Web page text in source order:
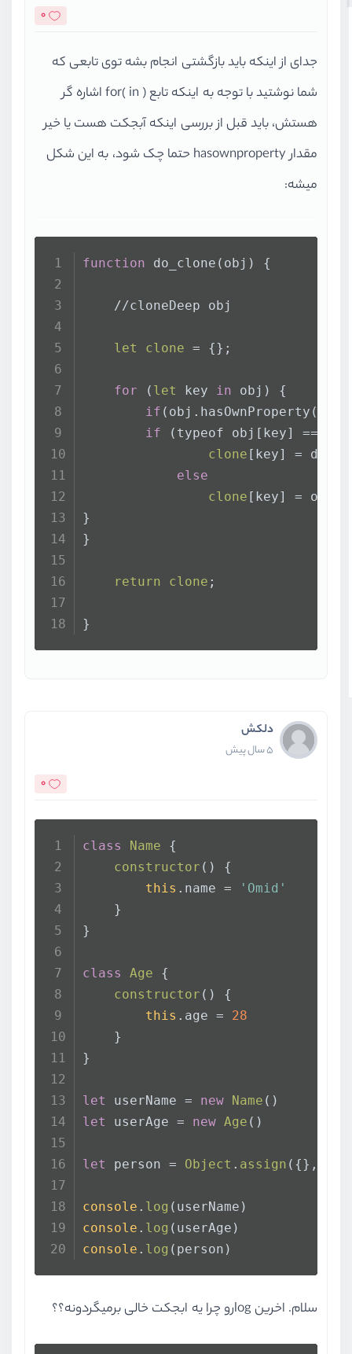
0
جدای از اینکه باید بازگشتی انجام بشه توی تابعی که
شما نوشتید با توجه به اینکه تابع for( in ) اشاره گر
هستش، باید قبل از بررسی اینکه آبجکت هست یا خیر
مقدار hasownproperty حتما چک شود، به این شکل
میشه:
function do_clone(obj) {
    //cloneDeep obj
let clone = {};
for ( let key in obj) {
if
if (typeof obj[key] ===
clone [key] =
else
clone [key] =
}
}
return clone ;
}
دلکش
5 سال پیش
0
class Name {
constructor ( ) {
this . name =
'Omid'
    }
}
class Age {
constructor ( ) {
this . age = 28
    }
}
let userName = new Name ()
let
userAge = new Age ()
let person = Object . assign ({},
console . log (userName)
console . log (userAge)
console . log (person)
سلام. اخرین logرو چرا یه ابجکت خالی برمیگردونه؟؟